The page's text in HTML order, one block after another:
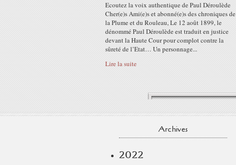
Ecoutez la voix authentique de Paul Déroulède
Cher(e)s Ami(e)s et abonné(e)s des chroniques de
la Plume et du Rouleau, Le 12 août 1899, le
dénommé Paul Déroulède est traduit en justice
devant la Haute Cour pour complot contre la
sûreté de l’Etat… Un personnage...
Lire la suite
Archives
2022